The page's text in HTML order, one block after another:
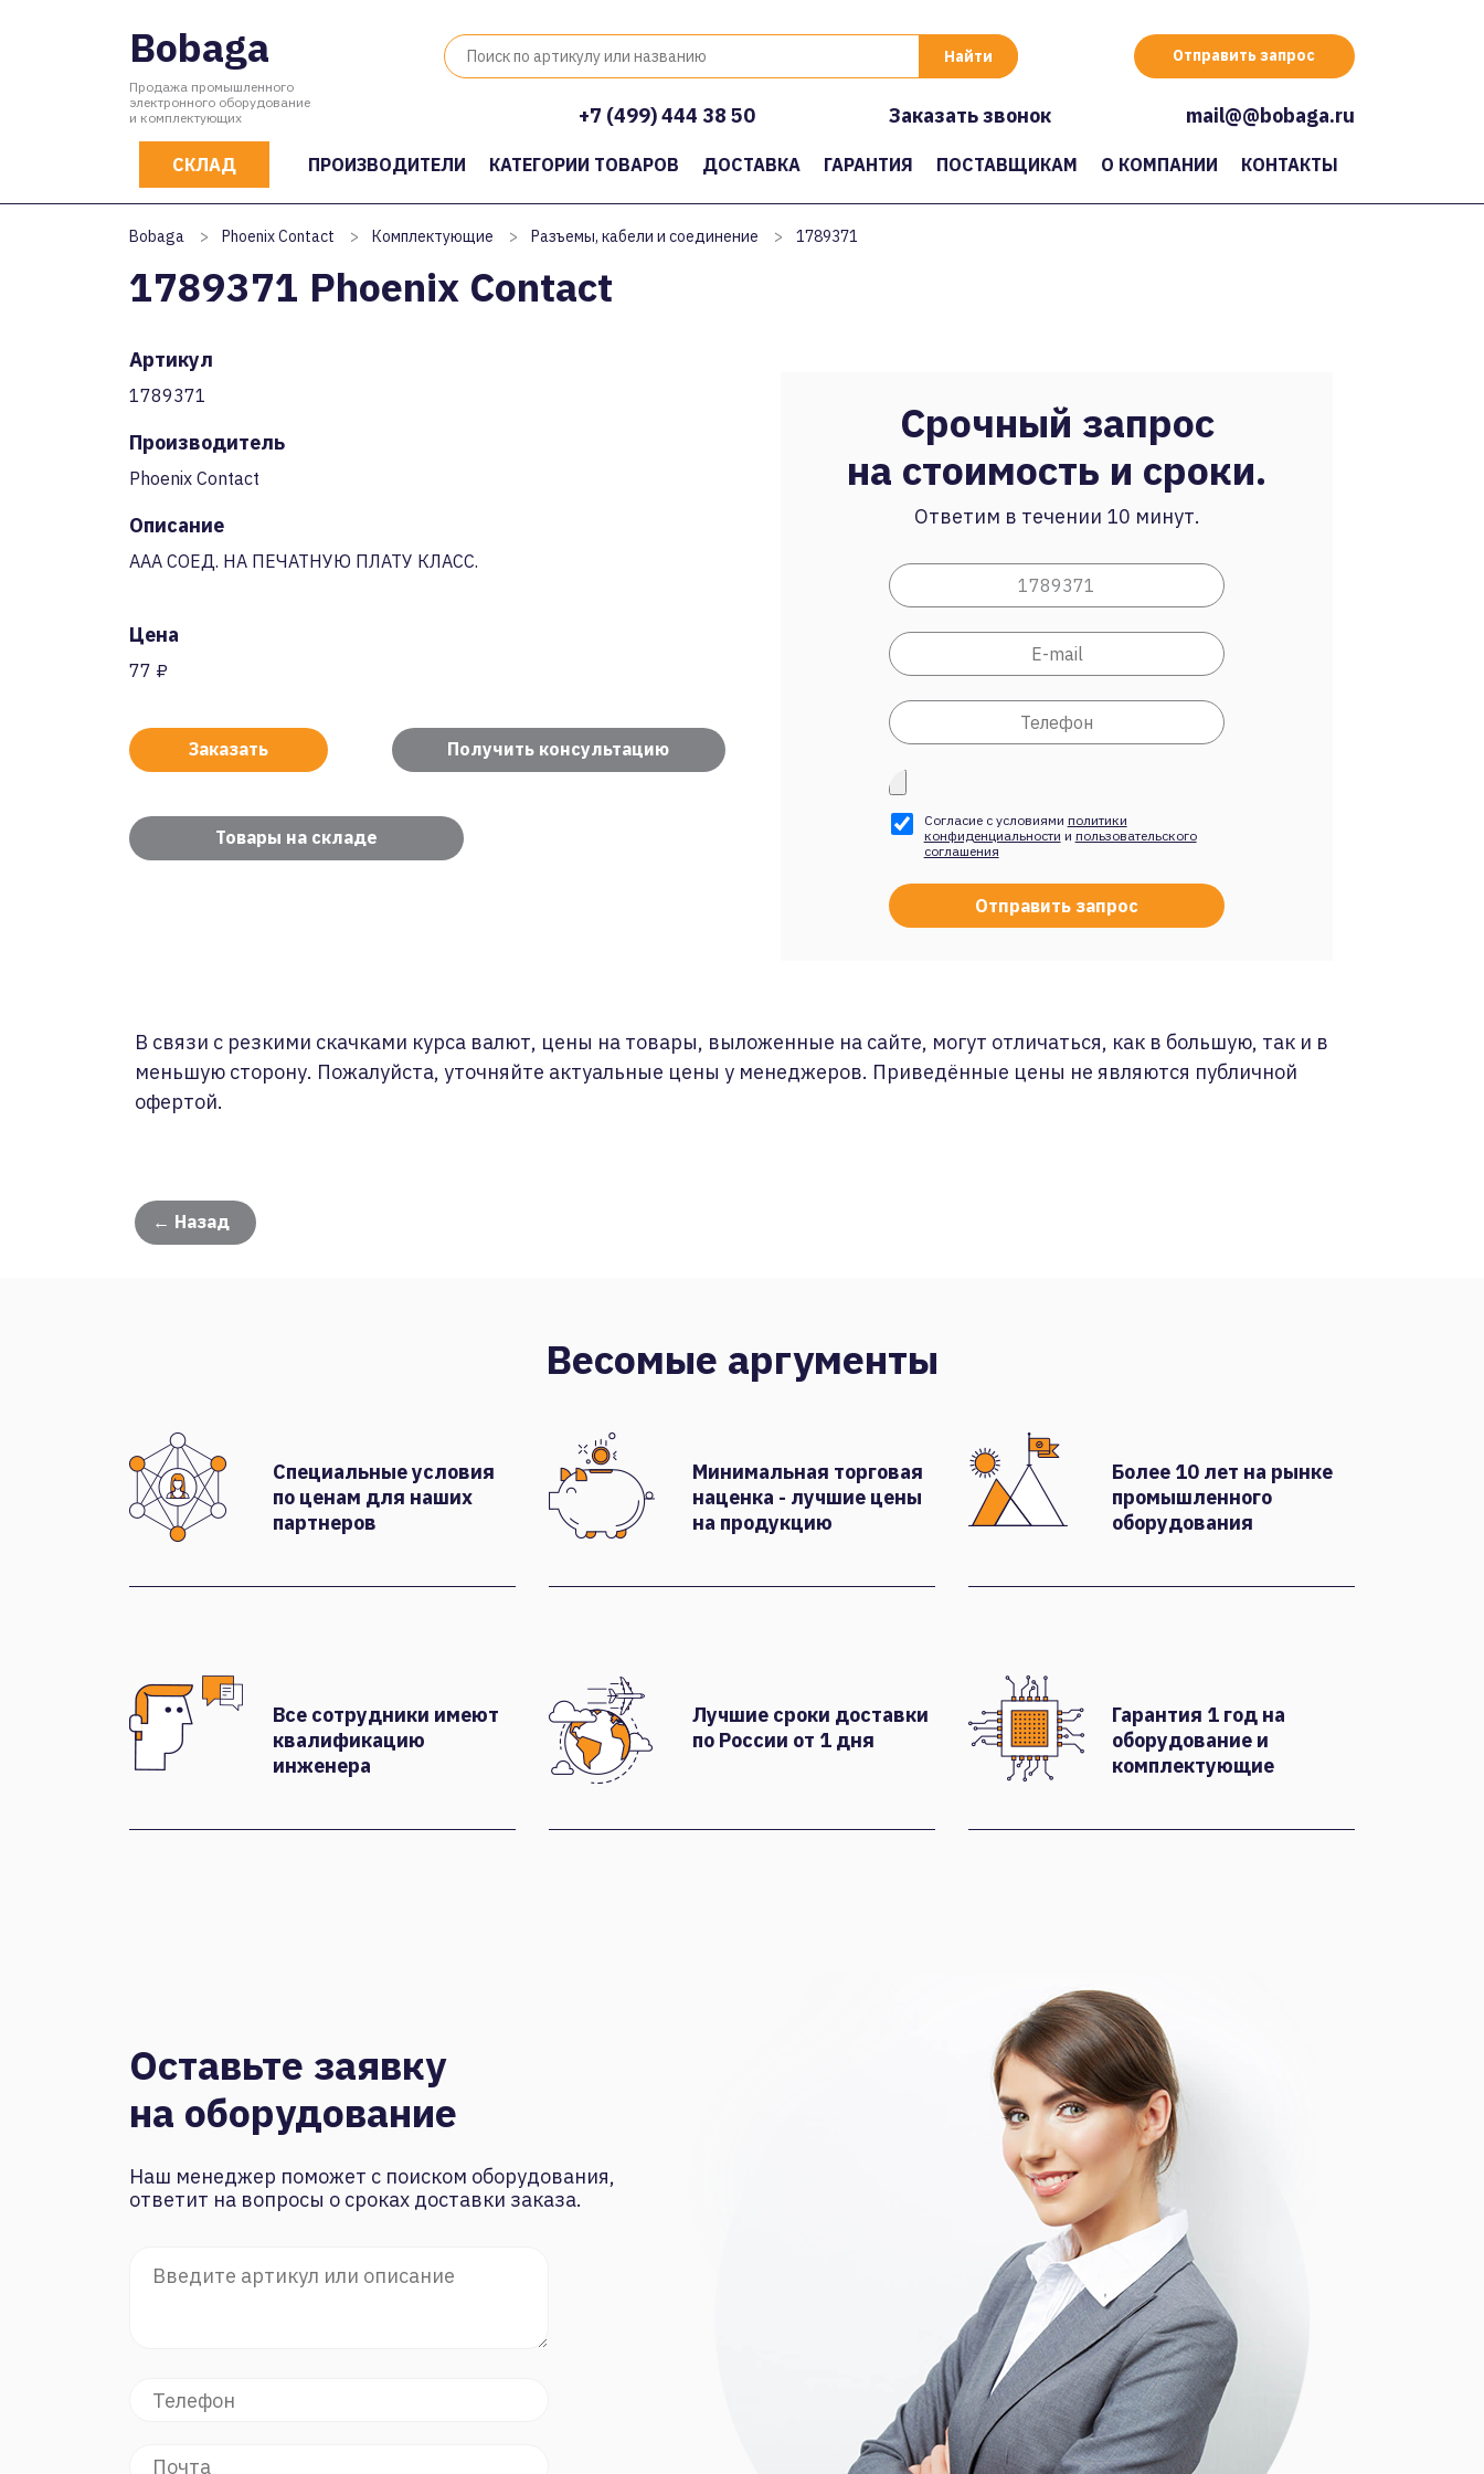
Bobaga
Продажа промышленного
электронного оборудование
и комплектующих
Отправить запрос
+7 (499) 444 38 50 Заказать звонок mail@@bobaga.ru
СКЛАД ПРОИЗВОДИТЕЛИ КАТЕГОРИИ ТОВАРОВ ДОСТАВКА ГАРАНТИЯ ПОСТАВЩИКАМ О КОМПАНИИ КОНТАКТЫ
Bobaga > Phoenix Contact > Комплектующие > Разъемы, кабели и соединение > 1789371
1789371 Phoenix Contact
Артикул
1789371
Производитель
Phoenix Contact
Описание
AAA СОЕД. НА ПЕЧАТНУЮ ПЛАТУ КЛАСС.
Цена
77 ₽
Заказать Получить консультацию
Товары на складе
Срочный запрос
на стоимость и сроки.
Ответим в течении 10 минут.
Согласие с условиями политики
конфиденциальности и пользовательского
соглашения
В связи с резкими скачками курса валют, цены на товары, выложенные на сайте, могут отличаться, как в большую, так и в
меньшую сторону. Пожалуйста, уточняйте актуальные цены у менеджеров. Приведённые цены не являются публичной
офертой.
← Назад
Весомые аргументы
Специальные условия
по ценам для наших
партнеров
Минимальная торговая
наценка - лучшие цены
на продукцию
Более 10 лет на рынке
промышленного
оборудования
Все сотрудники имеют
квалификацию
инженера
Лучшие сроки доставки
по России от 1 дня
Гарантия 1 год на
оборудование и
комплектующие
Оставьте заявку
на оборудование
Наш менеджер поможет с поиском оборудования,
ответит на вопросы о сроках доставки заказа.